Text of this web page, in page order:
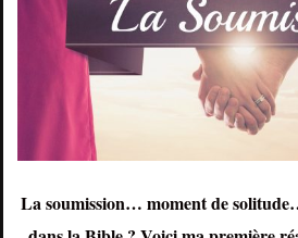
La soumission… moment de